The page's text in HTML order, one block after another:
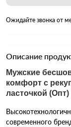
Ожидайте звонка от
Описание
Мужские
комфорт с
​​ласточкой (Опт)
современного